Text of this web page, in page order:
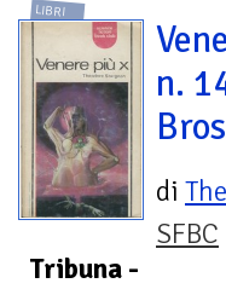
LIBRI
n.
di
SFBC
Tribuna -